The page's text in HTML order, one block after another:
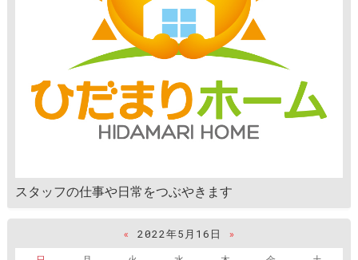
スタッフの仕事や日常をつぶやきます
« 2022年5月16日
»